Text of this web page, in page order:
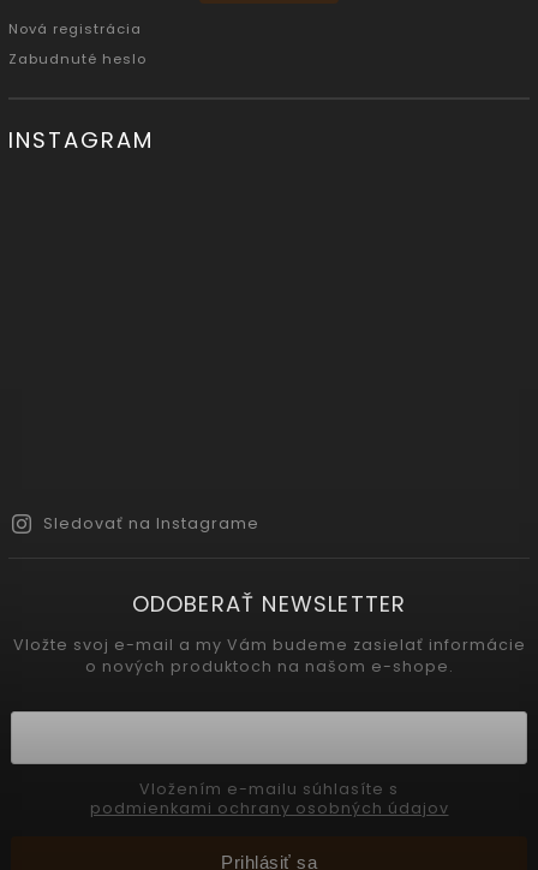
Nová registrácia
Zabudnuté heslo
INSTAGRAM
Sledovať na Instagrame
ODOBERAŤ NEWSLETTER
Vložte svoj e-mail a my Vám budeme zasielať informácie
o nových produktoch na našom e-shope.
podmienkami ochrany osobných údajov
Prihlásiť sa